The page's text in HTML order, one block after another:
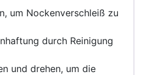
um Nockenverschleiß zu
durch Reinigung
und drehen, um die